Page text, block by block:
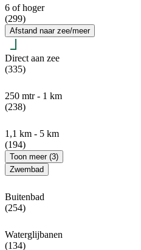
6 of hoger
(299)
Afstand naar zee/meer
Direct aan zee
(335)
250 mtr - 1 km
(238)
1,1 km - 5 km
(194)
Toon meer (3)
Zwembad
Buitenbad
(254)
Waterglijbanen
(134)